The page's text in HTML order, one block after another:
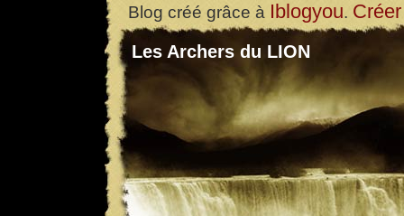
Blog créé grâce à Iblogyou.
Les Archers du LION